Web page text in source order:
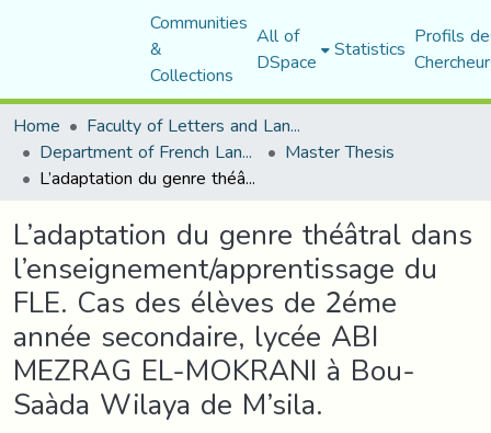
Communities
&
Collections
All of
DSpace Statistics Profils
Home
Faculty of Letters and Languages
Department of French Language and Literature Master Thesis
L’adaptation du genre théâtral dans l’enseignement/apprentissage du FLE. Cas des élèves de 2éme année secondaire, lycée ABI MEZRAG EL-MOKRANI à Bou- Saàda Wilaya de M’sila.
L’adaptation du genre théâtral dans
l’enseignement/apprentissage du
FLE. Cas des élèves de 2éme
année secondaire, lycée ABI
MEZRAG EL-MOKRANI à Bou-
Saàda Wilaya de M’sila.